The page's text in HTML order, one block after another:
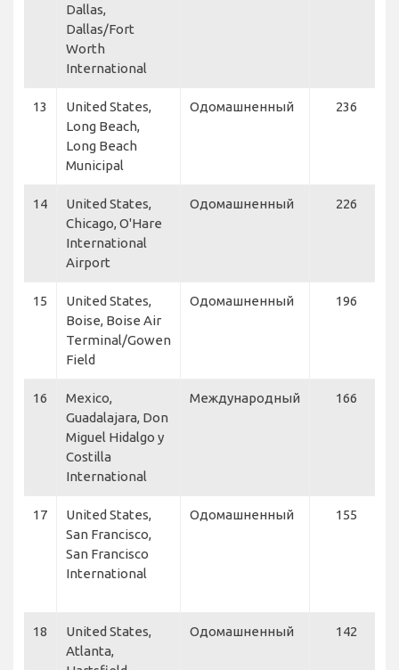
Dallas,
Dallas/Fort
Worth
International
13
United States,
Long Beach,
Long Beach
Municipal
Одомашненный 236
14
United States,
Chicago, O'Hare
International
Airport
Одомашненный 226
15
United States,
Boise, Boise Air
Terminal/Gowen
Field
Одомашненный 196
16
Mexico,
Guadalajara, Don
Miguel Hidalgo y
Costilla
International
Международный 166
17
United States,
San Francisco,
San Francisco
International
Одомашненный 155
18
United States,
Atlanta,
Одомашненный 142